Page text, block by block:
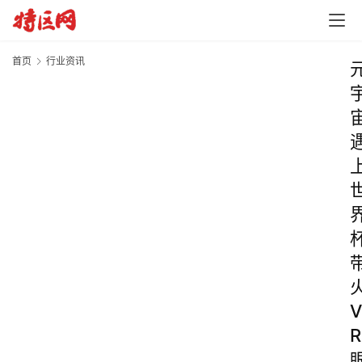
首页 行业资讯
V
R